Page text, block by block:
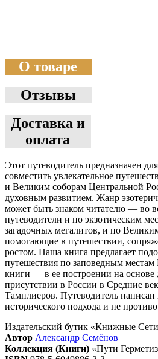
О товаре
Отзывы
Доставка и
оплата
Этот путеводитель предназначен
совместить увлекательное
и Великим соборам Центральной
духовным развитием. Жанр
может быть знаком читателю — во
путеводители и по экзотическим
загадочных мегалитов, и по
помогающие в путешествии,
ростом. Наша книга предлагает
путешествия по заповедным местам
книги — в ее построении на основе
присутствии в России в Средние
Тамплиеров. Путеводитель
исторического подхода и не
Издательский бутик «Книжные
Автор Александр Семёнов
Коллекция (Книги) «Пути